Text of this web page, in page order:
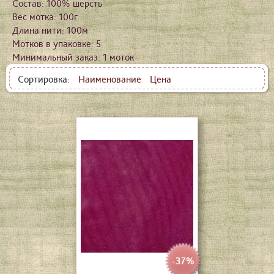
Состав: 100% шерсть
Вес мотка: 100г
Длина нити: 100м
Мотков в упаковке: 5
Минимальный заказ: 1 моток
Сортировка:
Наименование Цена
-37%